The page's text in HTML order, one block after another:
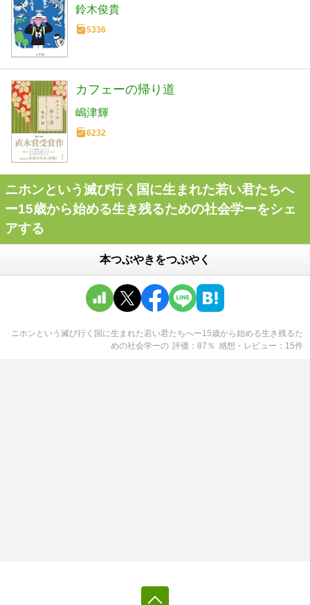
鈴木俊貴
5336
カフェーの帰り道
嶋津輝
6232
ニホンという滅び行く国に生まれた若い君たちへ
ー15歳から始める生き残るための社会学ーをシェ
アする
本つぶやきをつぶやく
ニホンという滅び行く国に生まれた若い君たちへー15歳から始める生き残るた
めの社会学ーの 評価 87 ％ 感想・レビュー 15件